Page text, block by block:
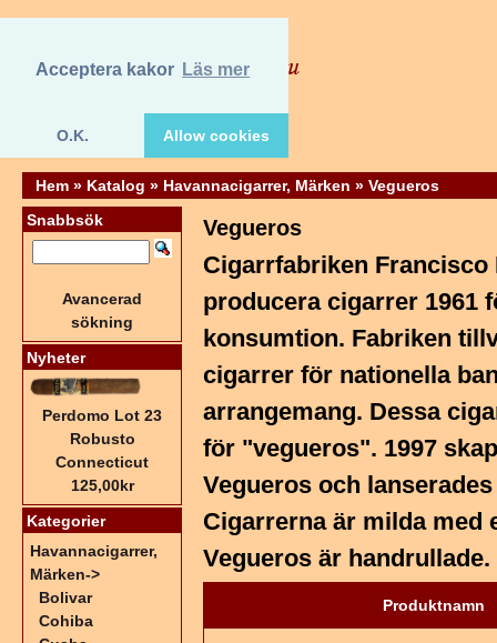
Acceptera kakor Läs mer
O.K. Allow cookies
Hem » Katalog » Havannacigarrer, Märken » Vegueros
Vegueros
Cigarrfabriken Francisco
producera cigarrer 1961
konsumtion. Fabriken
cigarrer för nationella
arrangemang. Dessa
för "vegueros". 1997
Vegueros och
Cigarrerna är milda med
Vegueros är handrullade.
Produktnamn
Snabbsök
Avancerad
sökning
Nyheter
Perdomo Lot 23
Robusto
Connecticut
125,00kr
Kategorier
Havannacigarrer,
Märken->
Bolivar
Cohiba